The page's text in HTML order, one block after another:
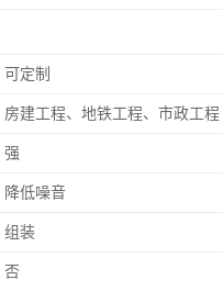
可定制
房建工程、地铁工程、市政工程
强
降低噪音
组装
否